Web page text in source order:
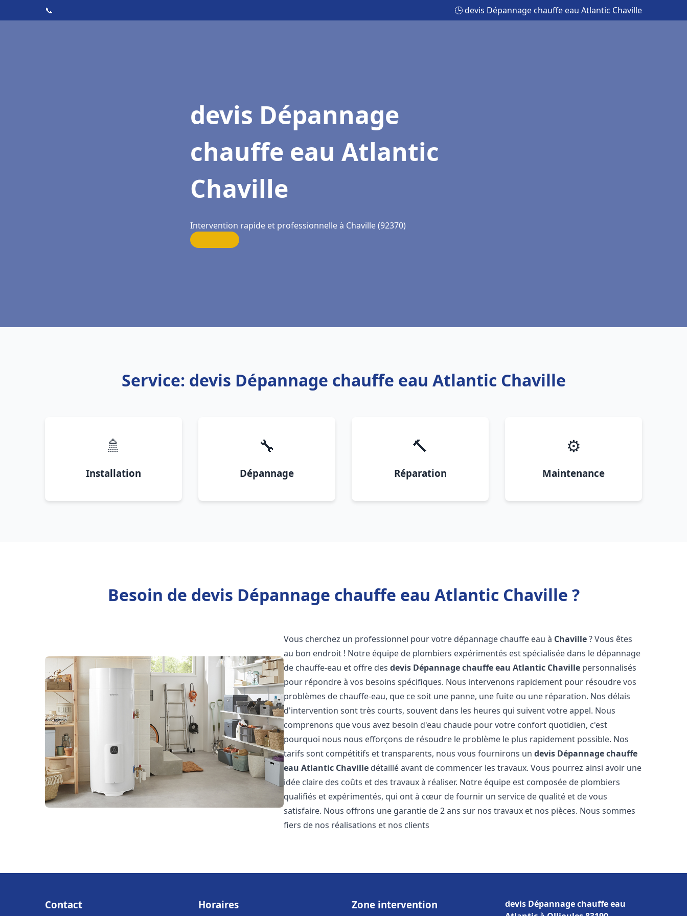
📞 🕒 devis Dépannage chauffe eau Atlantic Chaville
devis Dépannage
chauffe eau Atlantic
Chaville
Intervention rapide et professionnelle à Chaville (92370)
Service: devis Dépannage chauffe eau Atlantic Chaville
🚿
Installation
🔧
Dépannage
🔨
Réparation
⚙️
Maintenance
Besoin de devis Dépannage chauffe eau Atlantic Chaville ?
Vous cherchez un professionnel pour votre dépannage chauffe eau à Chaville? Vous êtes
au bon endroit ! Notre équipe de plombiers expérimentés est spécialisée dans le dépannage
de chauffe-eau et offre desdevis Dépannage chauffe eau Atlantic Chaville personnalisés
pour répondre à vos besoins spécifiques. Nous intervenons rapidement pour résoudre vos
problèmes de chauffe-eau, que ce soit une panne, une fuite ou une réparation. Nos délais
d'intervention sont très courts, souvent dans les heures qui suivent votre appel. Nous
comprenons que vous avez besoin d'eau chaude pour votre confort quotidien, c'est
pourquoi nous nous efforçons de résoudre le problème le plus rapidement possible. Nos
tarifs sont compétitifs et transparents, nous vous fournirons undevis Dépannage chauffe
eau Atlantic Chaville détaillé avant de commencer les travaux. Vous pourrez ainsi avoir une
idée claire des coûts et des travaux à réaliser. Notre équipe est composée de plombiers
qualifiés et expérimentés, qui ont à cœur de fournir un service de qualité et de vous
satisfaire. Nous offrons une garantie de 2 ans sur nos travaux et nos pièces. Nous sommes
fiers de nos réalisations et nos clients
Contact Horaires Zone intervention
devis Dépannage chauffe eau